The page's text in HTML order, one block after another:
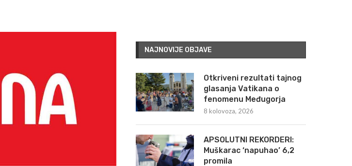
NAJNOVIJE OBJAVE
Otkriveni rezultati tajnog
glasanja Vatikana o
fenomenu Međugorja
8 kolovoza, 2026
APSOLUTNI REKORDERI:
Muškarac ‘napuhao’ 6,2
promila